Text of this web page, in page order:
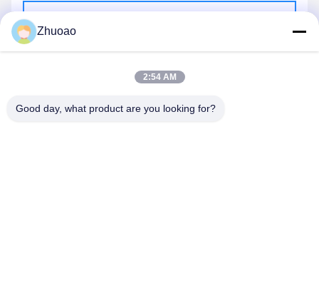
Zhuoao
2:54 AM
Good day, what product are you looking for?